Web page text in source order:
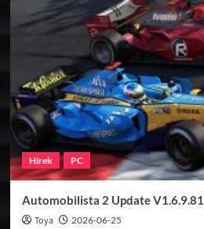
Hírek PC
Automobilista 2 Update V1.6.9.81
Toya 2026-06-25